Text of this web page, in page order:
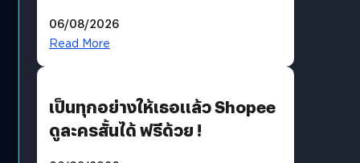
?
06/08/2026
Read More
เป็นทุกอย่างให้เธอแล้ว Shopee
ดูละครสั้นได้ ฟรีด้วย !